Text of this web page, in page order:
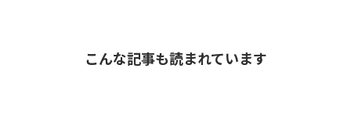
こんな記事も読まれています